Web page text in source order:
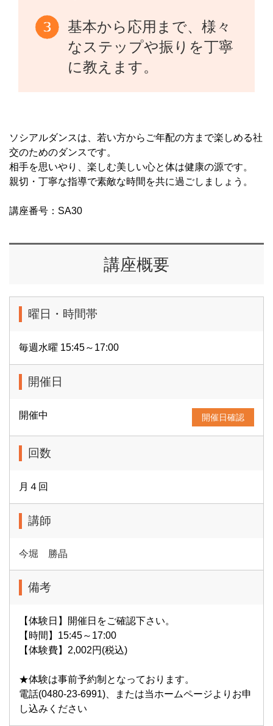
基本から応用まで、様々
なステップや振りを丁寧
に教えます。
ソシアルダンスは、若い方からご年配の方まで楽しめる社
交のためのダンスです。
相手を思いやり、楽しむ美しい心と体は健康の源です。
親切・丁寧な指導で素敵な時間を共に過ごしましょう。
講座番号：SA30
講座概要
曜日・時間帯
毎週水曜 15:45～17:00
開催日
開催中 開催日確認
回数
月４回
講師
今堀 勝晶
備考
【体験日】開催日をご確認下さい。
【時間】15:45～17:00
【体験費】2,002円(税込)
★体験は事前予約制となっております。
電話(0480-23-6991)、または当ホームページよりお申
し込みください